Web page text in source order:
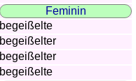
Feminin
begeißelte
begeißelter
begeißelter
begeißelte